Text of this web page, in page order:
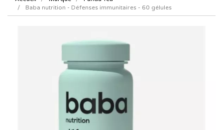
Amiens
Baba nutrition - Défenses immunitaires - 60 gélules